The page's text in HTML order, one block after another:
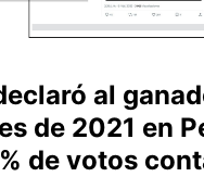
al
de 2021 en
de votos